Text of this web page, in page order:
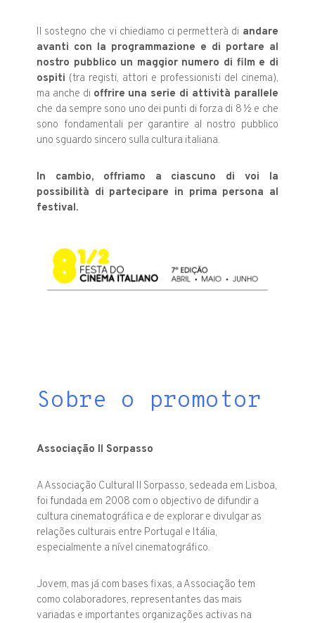
Il sostegno che vi chiediamo ci permetterà di andare
avanti con la programmazione e di portare al
nostro pubblico un maggior numero di film e di
ospiti (tra registi, attori e professionisti del cinema),
ma anche di offrire una serie di attività parallele
che da sempre sono uno dei punti di forza di 8 ½ e che
sono fondamentali per garantire al nostro pubblico
uno sguardo sincero sulla cultura italiana.
In cambio, offriamo a ciascuno di voi la
possibilità di partecipare in prima persona al
festival.
Sobre o promotor
Associação Il Sorpasso
A Associação Cultural Il Sorpasso, sedeada em Lisboa,
foi fundada em 2008 com o objectivo de difundir a
cultura cinematográfica e de explorar e divulgar as
relações culturais entre Portugal e Itália,
especialmente a nível cinematográfico.
Jovem, mas já com bases fixas, a Associação tem
como colaboradores, representantes das mais
variadas e importantes organizações activas na